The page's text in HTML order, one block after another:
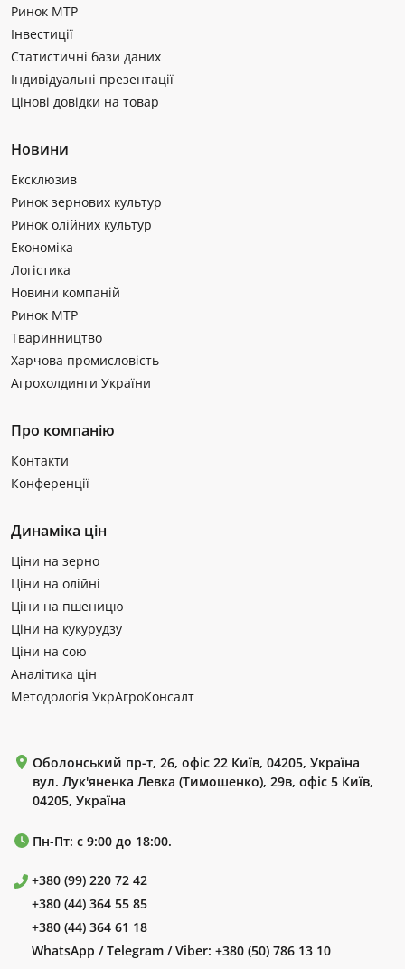
Ринок МТР
Інвестиції
Статистичні бази даних
Індивідуальні презентації
Цінові довідки на товар
Новини
Ексклюзив
Ринок зернових культур
Ринок олійних культур
Економіка
Логістика
Новини компаній
Ринок МТР
Тваринництво
Харчова промисловість
Агрохолдинги України
Про компанію
Контакти
Конференції
Динаміка цін
Ціни на зерно
Ціни на олійні
Ціни на пшеницю
Ціни на кукурудзу
Ціни на сою
Аналітика цін
Методологія УкрАгроКонсалт
Оболонський пр-т, 26, офіс 22 Київ, 04205, Україна
вул. Лук'яненка Левка (Тимошенко), 29в, офіс 5 Київ,
04205, Україна
Пн-Пт: с 9:00 до 18:00.
+380 (99) 220 72 42
+380 (44) 364 55 85
+380 (44) 364 61 18
WhatsApp / Telegram / Viber: +380 (50) 786 13 10